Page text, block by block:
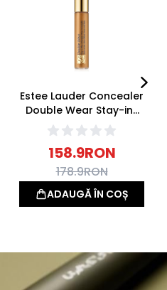
Estee Lauder Concealer
Double Wear Stay-in-
Place Flawless Wear 4N
Medium Deep 7ml
158.9RON
178.9RON
ADAUGĂ ÎN COȘ